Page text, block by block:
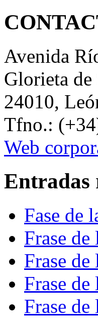
Avenida
Glorieta de
24010,
Tfno.:
Web
Entradas
Fase de
Frase de
Frase de
Frase de
Frase de